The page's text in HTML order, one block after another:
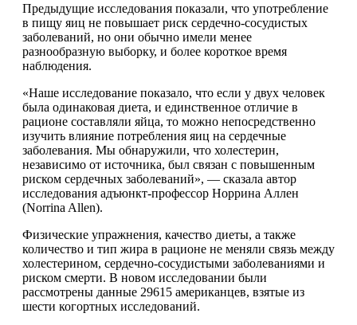
Предыдущие исследования показали, что употребление
в пищу яиц не повышает риск сердечно-сосудистых
заболеваний, но они обычно имели менее
разнообразную выборку, и более короткое время
наблюдения.
«Наше исследование показало, что если у двух человек
была одинаковая диета, и единственное отличие в
рационе составляли яйца, то можно непосредственно
изучить влияние потребления яиц на сердечные
заболевания. Мы обнаружили, что холестерин,
независимо от источника, был связан с повышенным
риском сердечных заболеваний», — сказала автор
исследования адъюнкт-профессор Норрина Аллен
(Norrina Allen).
Физические упражнения, качество диеты, а также
количество и тип жира в рационе не меняли связь между
холестерином, сердечно-сосудистыми заболеваниями и
риском смерти. В новом исследовании были
рассмотрены данные 29615 американцев, взятые из
шести когортных исследований.